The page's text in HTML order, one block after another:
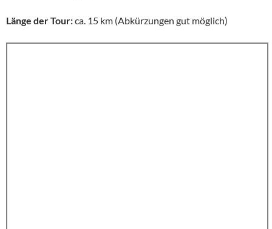
Länge der Tour:ca. 15 km (Abkürzungen gut möglich)